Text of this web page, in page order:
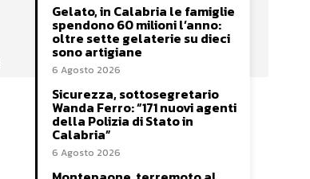
Gelato, in Calabria le famiglie
spendono 60 milioni l’anno:
oltre sette gelaterie su dieci
sono artigiane
6 Agosto 2026
Sicurezza, sottosegretario
Wanda Ferro: “171 nuovi agenti
della Polizia di Stato in
Calabria”
6 Agosto 2026